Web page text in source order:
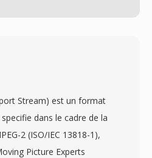
Stream) est un format
dans le cadre de la
2 (ISO/IEC 13818-1),
Picture Experts